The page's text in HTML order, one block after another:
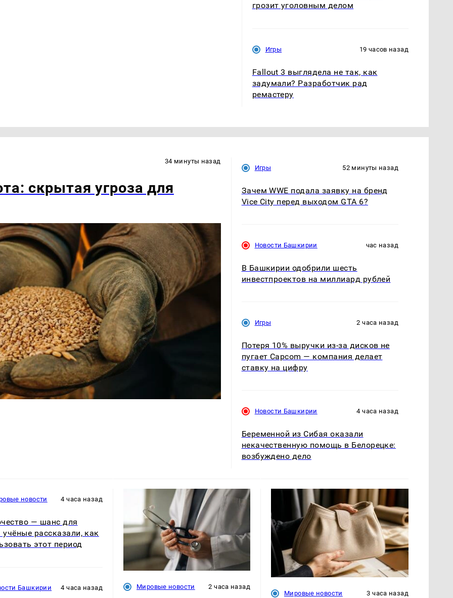
грозит уголовным делом
Игры 19 часов назад
Fallout 3 выглядела не так, как
задумали? Разработчик рад
ремастеру
34 минуты назад
скрытая угроза для
Игры 52 минуты назад
Зачем WWE подала заявку на бренд
Vice City перед выходом GTA 6?
Новости Башкирии час назад
В Башкирии одобрили шесть
инвестпроектов на миллиард рублей
Игры 2 часа назад
Потеря 10% выручки из-за дисков не
пугает Capcom — компания делает
ставку на цифру
Новости Башкирии 4 часа назад
Беременной из Сибая оказали
некачественную помощь в Белорецке:
возбуждено дело
новости 4 часа назад
— шанс для
учёные рассказали, как
этот период
Башкирии 4 часа назад Мировые новости 2 часа назад
Мировые новости 3 часа назад